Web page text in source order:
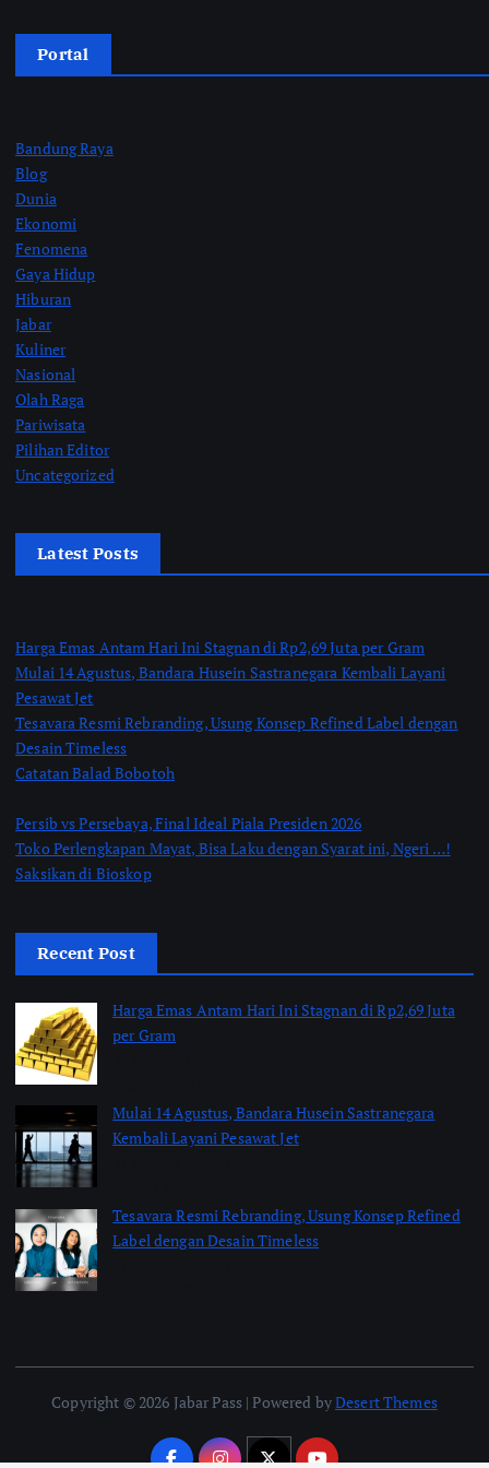
Portal
Bandung Raya
Blog
Dunia
Ekonomi
Fenomena
Gaya Hidup
Hiburan
Jabar
Kuliner
Nasional
Olah Raga
Pariwisata
Pilihan Editor
Uncategorized
Latest Posts
Harga Emas Antam Hari Ini Stagnan di Rp2,69 Juta per Gram
Mulai 14 Agustus, Bandara Husein Sastranegara Kembali Layani
Pesawat Jet
Tesavara Resmi Rebranding, Usung Konsep Refined Label dengan
Desain Timeless
Catatan Balad Bobotoh
Persib vs Persebaya, Final Ideal Piala Presiden 2026
Toko Perlengkapan Mayat, Bisa Laku dengan Syarat ini, Ngeri …!
Saksikan di Bioskop
Recent Post
Harga Emas Antam Hari Ini Stagnan di Rp2,69 Juta
per Gram
Mulai 14 Agustus, Bandara Husein Sastranegara
Kembali Layani Pesawat Jet
Tesavara Resmi Rebranding, Usung Konsep Refined
Label dengan Desain Timeless
Copyright © 2026 Jabar Pass | Powered byDesert Themes